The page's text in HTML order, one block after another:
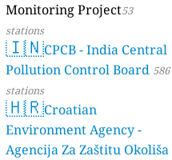
Monitoring Project53
stations
🇮🇳CPCB - India Central
Pollution Control Board 586
stations
🇭🇷Croatian
Environment Agency -
Agencija Za Zaštitu Okoliša